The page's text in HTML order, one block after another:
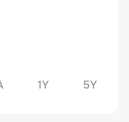
1Y 5Y